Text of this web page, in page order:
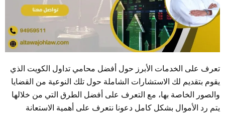
تعرف على الخدمات الأبرز حول أفضل محامي تداول الكويت الذي
يقوم بتقديم لك الاستشارات الشاملة حول تلك النوعية من القضايا
والصور الخاصة بها، مع التعرف على أفضل الطرق التي من خلالها
يتم رد الأموال بشكل كامل دعونا نتعرف على أهمية الاستعانة